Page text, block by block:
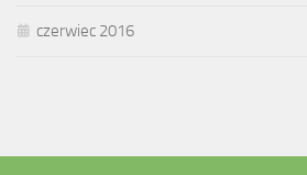
czerwiec 2016